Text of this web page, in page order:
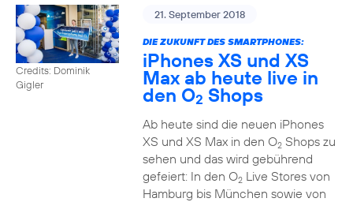
Credits: Dominik
Gigler
21. September 2018
DIE ZUKUNFT DES SMARTPHONES:
iPhones XS und XS
Max ab heute live in
den O2 Shops
Ab heute sind die neuen iPhones
XS und XS Max in den O2Shops zu
sehen und das wird gebührend
gefeiert: In den O2Live Stores von
Hamburg bis München sowie von